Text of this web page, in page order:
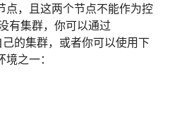
点，且这两个节点不能作为控
有集群，你可以通过
的集群，或者你可以使用下
之一：